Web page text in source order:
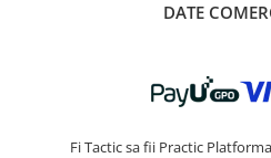
DATE
Fi Tactic sa fii Practic